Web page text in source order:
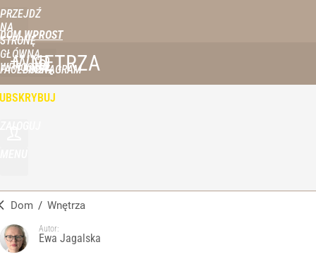
PRZEJDŹ
NA
STRONĘ
GŁÓWNĄ
WPROST.PL
DOM WPROST
FACEBOOKINSTAGRAM
WNĘTRZA
Dom / Wnętrza
Autor:
Ewa Jagalska